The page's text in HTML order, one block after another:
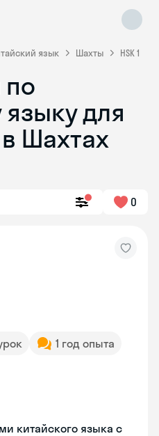
язык Шахты HSK 1
по
для
в Шахтах
0
1 год опыта
китайского языка с